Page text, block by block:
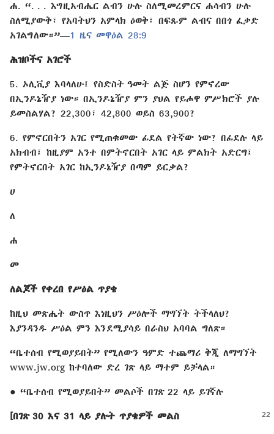
ሐ. “. . . እግዚአብሔር ልብን ሁሉ ስለሚመረምርና ሐሳብን ሁሉ
ስለሚያውቅ፣ የአባትህን አምላክ ዕወቅ፤ በፍጹም ልብና በበጎ ፈቃድ
አገልግለው።”​—1 ዜና መዋዕል 28:9
ሕዝቦችና አገሮች
5. ኦሊቪያ እባላለሁ፤ የስድስት ዓመት ልጅ ስሆን የምኖረው
በኢንዶኔዥያ ነው። በኢንዶኔዥያ ምን ያህል የይሖዋ ምሥክሮች ያሉ
ይመስልሃል? 22,300፣ 42,800 ወይስ 63,900?
6. የምኖርበትን አገር የሚጠቁመው ፊደል የትኛው ነው? በፊደሉ ላይ
አክብብ፤ ከዚያም አንተ በምትኖርበት አገር ላይ ምልክት አድርግ፤
የምትኖርበት አገር ከኢንዶኔዥያ በጣም ይርቃል?
ሀ
ለ
ሐ
መ
ለልጆች የቀረበ የሥዕል ጥያቄ
ከዚህ መጽሔት ውስጥ እነዚህን ሥዕሎች ማግኘት ትችላለህ?
እያንዳንዱ ሥዕል ምን እንደሚያሳይ በራስህ አባባል ግለጽ።
“ቤተሰብ የሚወያይበት” የሚለውን ዓምድ ተጨማሪ ቅጂ ለማግኘት
www.jw.org ከተባለው ድረ ገጽ ላይ ማተም ይቻላል።
● “ቤተሰብ የሚወያይበት” መልሶች በገጽ 22 ላይ ይገኛሉ
[በገጽ 30 እና 31 ላይ ያሉት ጥያቄዎች መልስ